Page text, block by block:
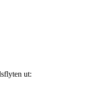
ut: